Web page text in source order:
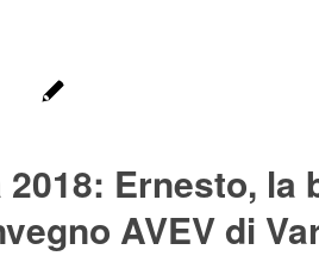
Ernesto, la
AVEV di